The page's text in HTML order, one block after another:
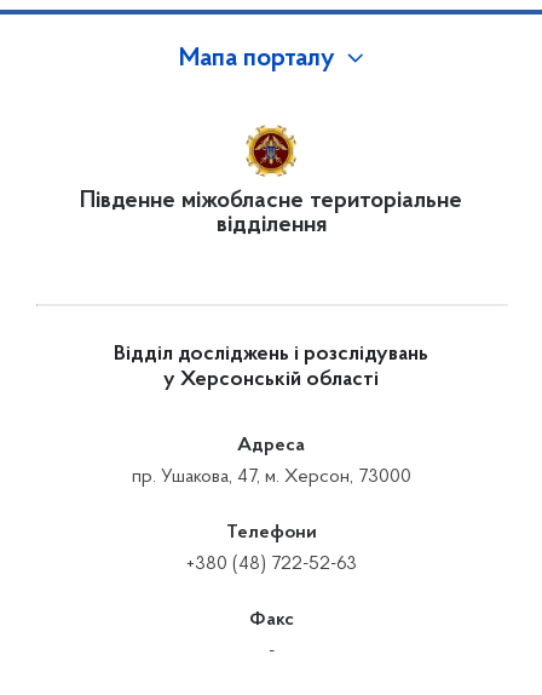
Мапа порталу
Південне міжобласне територіальне
відділення
Відділ досліджень і розслідувань
у Херсонській області
Адреса
пр. Ушакова, 47, м. Херсон, 73000
Телефони
+380 (48) 722-52-63
Факс
-